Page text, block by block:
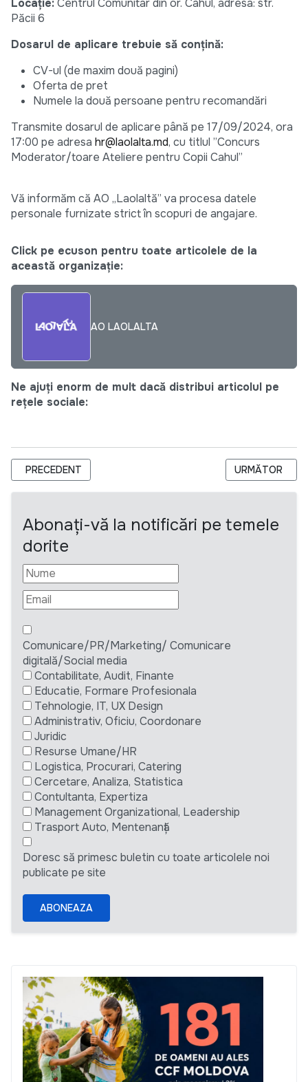
Locație:Centrul Comunitar din or. Cahul, adresa: str.
Păcii 6
Dosarul de aplicare trebuie să conțină:
CV-ul (de maxim două pagini)
Oferta de pret
Numele la două persoane pentru recomandări
Transmite dosarul de aplicare până pe 17/09/2024, ora
17:00 pe adresa hr@laolalta.md, cu titlul ”Concurs
Moderator/toare Ateliere pentru Copii Cahul”
Vă informăm că AO „Laolaltă” va procesa datele
personale furnizate strict în scopuri de angajare.
Click pe ecuson pentru toate articolele de la
această organizație:
AO LAOLALTA
Ne ajuți enorm de mult dacă distribui articolul pe
rețele sociale:
ARTICOL PRECEDENT: WINE INDUSTRY BUSINESS
PRECEDENT ARTICOLUL
URMĂTOR
Abonați-vă la notificări pe temele
dorite
Comunicare/PR/Marketing/ Comunicare
digitală/Social media
Contabilitate, Audit, Finante
Educatie, Formare Profesionala
Tehnologie, IT, UX Design
Administrativ, Oficiu, Coordonare
Juridic
Resurse Umane/HR
Logistica, Procurari, Catering
Cercetare, Analiza, Statistica
Contultanta, Expertiza
Management Organizational, Leadership
Trasport Auto, Mentenanță
Doresc să primesc buletin cu toate articolele noi
publicate pe site
ABONEAZA